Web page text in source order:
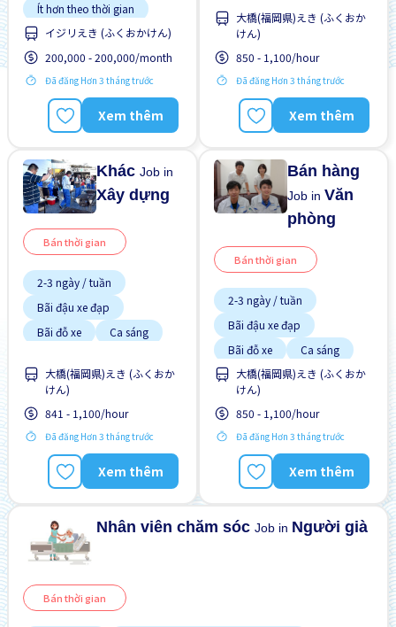
Ít hơn theo thời gian
Ký túc xá được bảo hiểm
một phần
Lao động người nước
ngoài
Nâng cao
Phúc lợi
Ưu tiên nam giới
Ưu tiên nữ giới
イジリえき (ふくおかけん)
200,000 - 200,000/month
Đã đăng Hơn 3 tháng trước
Xem thêm
Chuyển đổi WKND
Có chỗ ở lại
Cơ hội lương cao
Cơ hội nhận việc làm toàn
Cơ hội thăng tiến
大橋(福岡県)えき (ふくおか
けん)
850 - 1,100/hour
Đã đăng Hơn 3 tháng trước
Xem thêm
KhácJob in
Xây dựng
Bán thời gian
2-3 ngày / tuần
Bãi đậu xe đạp
Bãi đỗ xe
Ca sáng
Có chỗ ở lại
Cơ hội lương cao
Cơ hội nhận việc làm toàn
thời gian
Cơ hội thăng tiến
大橋(福岡県)えき (ふくおか
けん)
841 - 1,100/hour
Đã đăng Hơn 3 tháng trước
Xem thêm
Bán hàng
Job inVăn
phòng
Bán thời gian
2-3 ngày / tuần
Bãi đậu xe đạp
Bãi đỗ xe
Ca sáng
Chuyển đổi WKND
Có chỗ ở lại
Cơ hội lương cao
Cơ hội nhận việc làm toàn
thời gian
Cơ hội thăng tiến
大橋(福岡県)えき (ふくおか
けん)
850 - 1,100/hour
Đã đăng Hơn 3 tháng trước
Xem thêm
Nhân viên chăm sócJob in Người già
Bán thời gian